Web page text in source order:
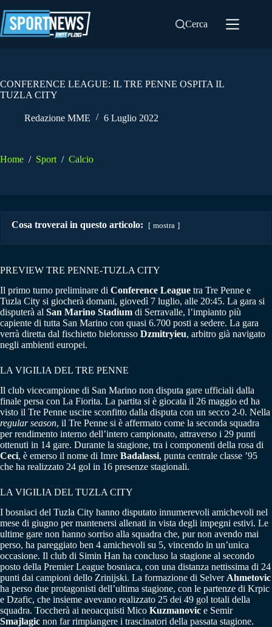
al
contenuto
Cerca
CONFERENCE LEAGUE: IL TRE PENNE OSPITA IL
TUZLA CITY
Redazione MME 6 Luglio 2022
Home / Sport / Calcio
Cosa troverai in questo articolo: mostra
PREVIEW TRE PENNE-TUZLA CITY
Il primo turno preliminare di Conference League tra Tre Penne e
Tuzla City si giocherà domani, giovedì 7 luglio, alle 20:45. La gara si
disputerà al San Marino Stadium di Serravalle, l’impianto più
capiente di tutta San Marino con quasi 6.700 posti a sedere. La gara
verrà diretta dal fischietto bielorusso Dzmitryieu, arbitro già navigato
negli ambienti europei.
LA VIGILIA DEL TRE PENNE
Il club vicecampione di San Marino non disputa gare ufficiali dalla
finale persa con La Fiorita. La partita si è giocata il 26 maggio ed ha
visto il Tre Penne uscire sconfitto dalla disputa con un secco 2-0. Nella
regular season, il Tre Penne si è affermato come la seconda squadra
per rendimento interno dell’intero campionato, attraverso i 29 punti
ottenuti in 14 gare. Durante la stagione, tra i componenti della rosa di
Ceci, è emerso il nome di Imre Badalassi, punta centrale classe ’95
che ha realizzato 24 gol in 16 presenze stagionali.
LA VIGILIA DEL TUZLA CITY
I bosniaci del Tuzla City hanno disputato innumerevoli amichevoli nel
mese di giugno per mantenersi allenati in vista degli impegni estivi. Le
ultime gare non hanno sorriso alla squadra che, pur non avendo mai
perso, ha pareggiato ben 4 amichevoli su 5, vincendo in un’unica
occasione. Il club di Simin Han ha concluso la stagione al secondo
posto della Premier League bosniaca, con una distanza nettissima di 24
punti dai campioni dello Zrinijski. La formazione di Selver Ahmetovic
ha perso due protagonisti dell’ultima stagione, con le partenze di Krpic
e Dzafic, che insieme avevano realizzato 25 dei 49 gol totali della
squadra. Toccherà ai neoacquisti Mico Kuzmanovic e Semir
Smajlagic non far rimpiangere i trascinatori della passata stagione.